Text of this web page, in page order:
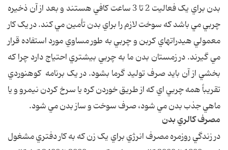
بدن براي يک فعاليت 2 تا 3 ساعت کافي هستند و بعد از آن ذخيره
چربي مي باشد که سوخت لازم را براي بدن تأمين مي کند. در يک کار
معمولي هيدراتهاي کربن و چربي به طور مساوي مورد استفاده قرار
مي گيرند. در زمستان بدن ما به چربي بيشتري احتياج دارد چرا که
بخشي از آن بايد صرف توليد گرما بشود. در يک برنامه کوهنوردي
تقريباً همه چربي اي که از طريق خوردن کره يا سرخ کردن نيمرو و يا
ماهي جذب بدن مي شود، صرف سوخت و ساز بدن مي شود.
مصرف کالري بدن
در زندگي روزمره مصرف انرژي براي يک زن که به کار دفتري مشغول